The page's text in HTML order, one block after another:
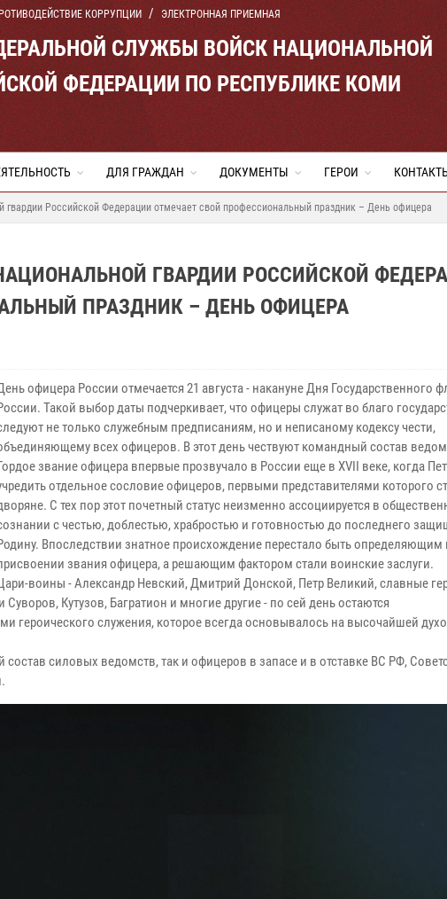
КОРРУПЦИИ ЭЛЕКТРОННАЯ ПРИЕМНАЯ
СЛУЖБЫ ВОЙСК НАЦИОНАЛЬНОЙ
ФЕДЕРАЦИИ ПО РЕСПУБЛИКЕ КОМИ
ДЛЯ ГРАЖДАН ДОКУМЕНТЫ ГЕРОИ
гвардии Российской Федерации отмечает свой профессиональный праздник – День офицера
ГВАРДИИ РОССИЙСКОЙ
ПРАЗДНИК – ДЕНЬ ОФИЦЕРА
офицера России отмечается 21 августа - накануне Дня Государственного
Такой выбор даты подчеркивает, что офицеры служат во благо
не только служебным предписаниям, но и неписаному кодексу чести,
всех офицеров. В этот день чествуют командный состав
звание офицера впервые прозвучало в России еще в XVII веке, когда
отдельное сословие офицеров, первыми представителями которого
С тех пор этот почетный статус неизменно ассоциируется в
с честью, доблестью, храбростью и готовностью до последнего
Впоследствии знатное происхождение перестало быть определяющим
звания офицера, а решающим фактором стали воинские заслуги.
воины - Александр Невский, Дмитрий Донской, Петр Великий, славные
Суворов, Кутузов, Багратион и многие другие - по сей день остаются
служения, которое всегда основывалось на высочайшей
силовых ведомств, так и офицеров в запасе и в отставке ВС РФ,